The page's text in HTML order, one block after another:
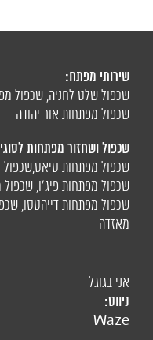
שירותי מפתח:
שכפול שלט לחניה, שכפול
שכפול מפתחות אור יהודה
שכפול ושחזור מפתחות
שכפול מפתחות סיאט,שכפול
שכפול מפתחות פיג'ו, שכפול
שכפול מפתחות דייהטסו,
מאזדה
אני בגוגל
ניווט:
Waze